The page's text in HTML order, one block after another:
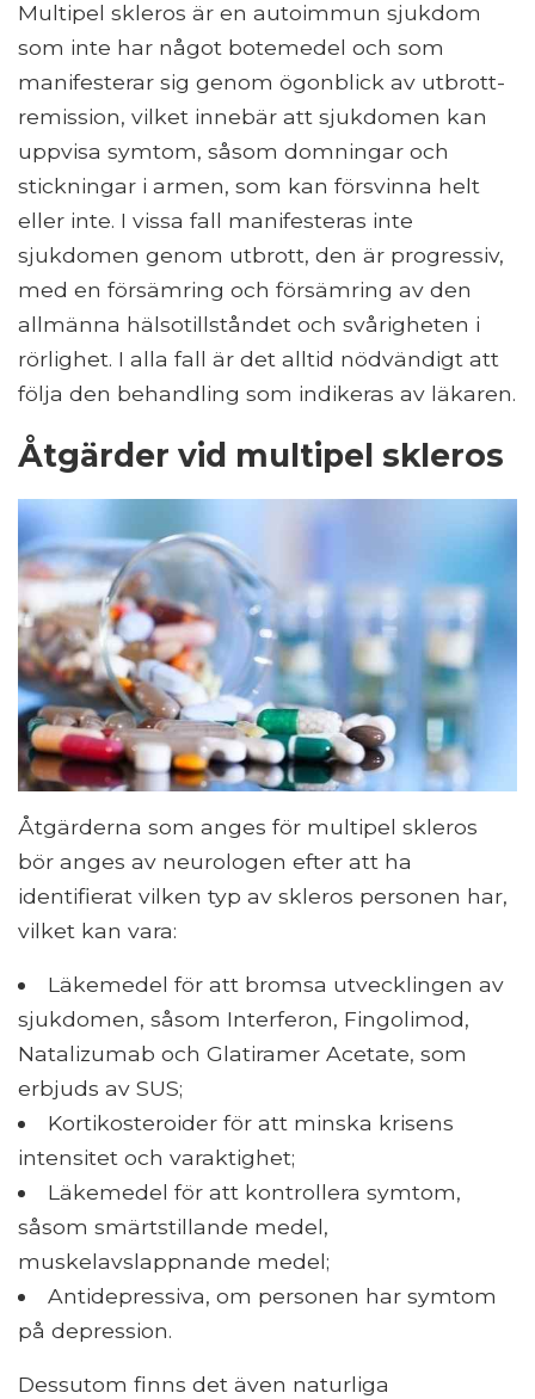
Multipel skleros är en autoimmun sjukdom
som inte har något botemedel och som
manifesterar sig genom ögonblick av utbrott-
remission, vilket innebär att sjukdomen kan
uppvisa symtom, såsom domningar och
stickningar i armen, som kan försvinna helt
eller inte. I vissa fall manifesteras inte
sjukdomen genom utbrott, den är progressiv,
med en försämring och försämring av den
allmänna hälsotillståndet och svårigheten i
rörlighet. I alla fall är det alltid nödvändigt att
följa den behandling som indikeras av läkaren.
Åtgärder vid multipel skleros
Åtgärderna som anges för multipel skleros
bör anges av neurologen efter att ha
identifierat vilken typ av skleros personen har,
vilket kan vara:
Läkemedel för att bromsa utvecklingen av
sjukdomen, såsom Interferon, Fingolimod,
Natalizumab och Glatiramer Acetate, som
erbjuds av SUS;
Kortikosteroider för att minska krisens
intensitet och varaktighet;
Läkemedel för att kontrollera symtom,
såsom smärtstillande medel,
muskelavslappnande medel;
Antidepressiva, om personen har symtom
på depression.
Dessutom finns det även naturliga